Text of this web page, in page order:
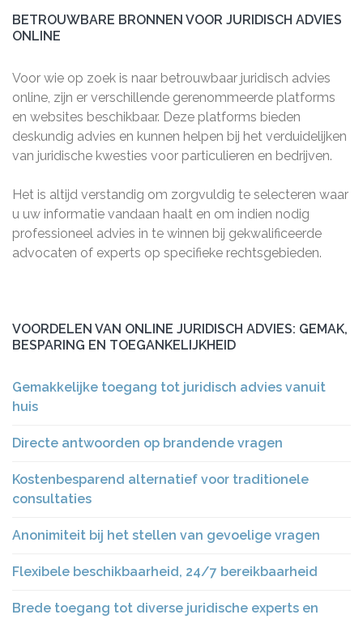
BETROUWBARE BRONNEN VOOR JURIDISCH ADVIES
ONLINE
Voor wie op zoek is naar betrouwbaar juridisch advies
online, zijn er verschillende gerenommeerde platforms
en websites beschikbaar. Deze platforms bieden
deskundig advies en kunnen helpen bij het verduidelijken
van juridische kwesties voor particulieren en bedrijven.
Het is altijd verstandig om zorgvuldig te selecteren waar
u uw informatie vandaan haalt en om indien nodig
professioneel advies in te winnen bij gekwalificeerde
advocaten of experts op specifieke rechtsgebieden.
VOORDELEN VAN ONLINE JURIDISCH ADVIES: GEMAK,
BESPARING EN TOEGANKELIJKHEID
Gemakkelijke toegang tot juridisch advies vanuit
huis
Directe antwoorden op brandende vragen
Kostenbesparend alternatief voor traditionele
consultaties
Anonimiteit bij het stellen van gevoelige vragen
Flexibele beschikbaarheid, 24/7 bereikbaarheid
Brede toegang tot diverse juridische experts en